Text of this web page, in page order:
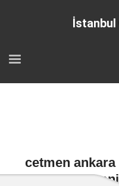
İstanbul
cetmen
acilis